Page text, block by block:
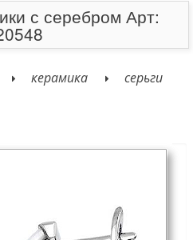
с серебром Арт:
керамика серьги